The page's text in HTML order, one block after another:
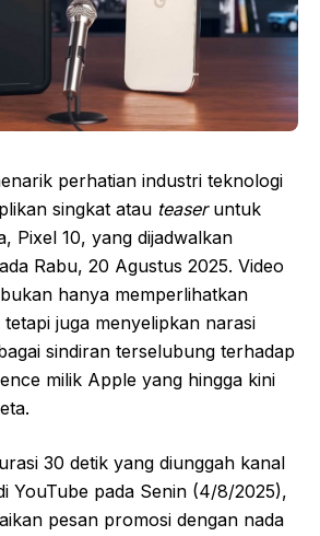
perhatian industri teknologi
singkat atau teaseruntuk
Pixel 10, yang dijadwalkan
Rabu, 20 Agustus 2025. Video
hanya memperlihatkan
juga menyelipkan narasi
sindiran terselubung terhadap
milik Apple yang hingga kini
30 detik yang diunggah kanal
YouTube pada Senin (4/8/2025),
pesan promosi dengan nada